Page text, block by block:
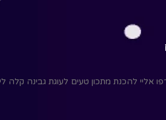
להכנת מתכון טעים לעוגת גבינה קלה